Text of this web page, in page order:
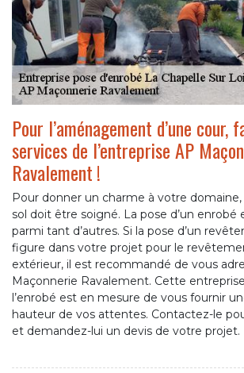
Pour l’aménagement d’une cour,
services de l’entreprise AP
Ravalement !
Pour donner un charme à votre
sol doit être soigné. La pose d’un enrobé
parmi tant d’autres. Si la pose d’un
figure dans votre projet pour le
extérieur, il est recommandé de vous
Maçonnerie Ravalement. Cette
l’enrobé est en mesure de vous fournir
hauteur de vos attentes. Contactez-le
et demandez-lui un devis de votre projet.